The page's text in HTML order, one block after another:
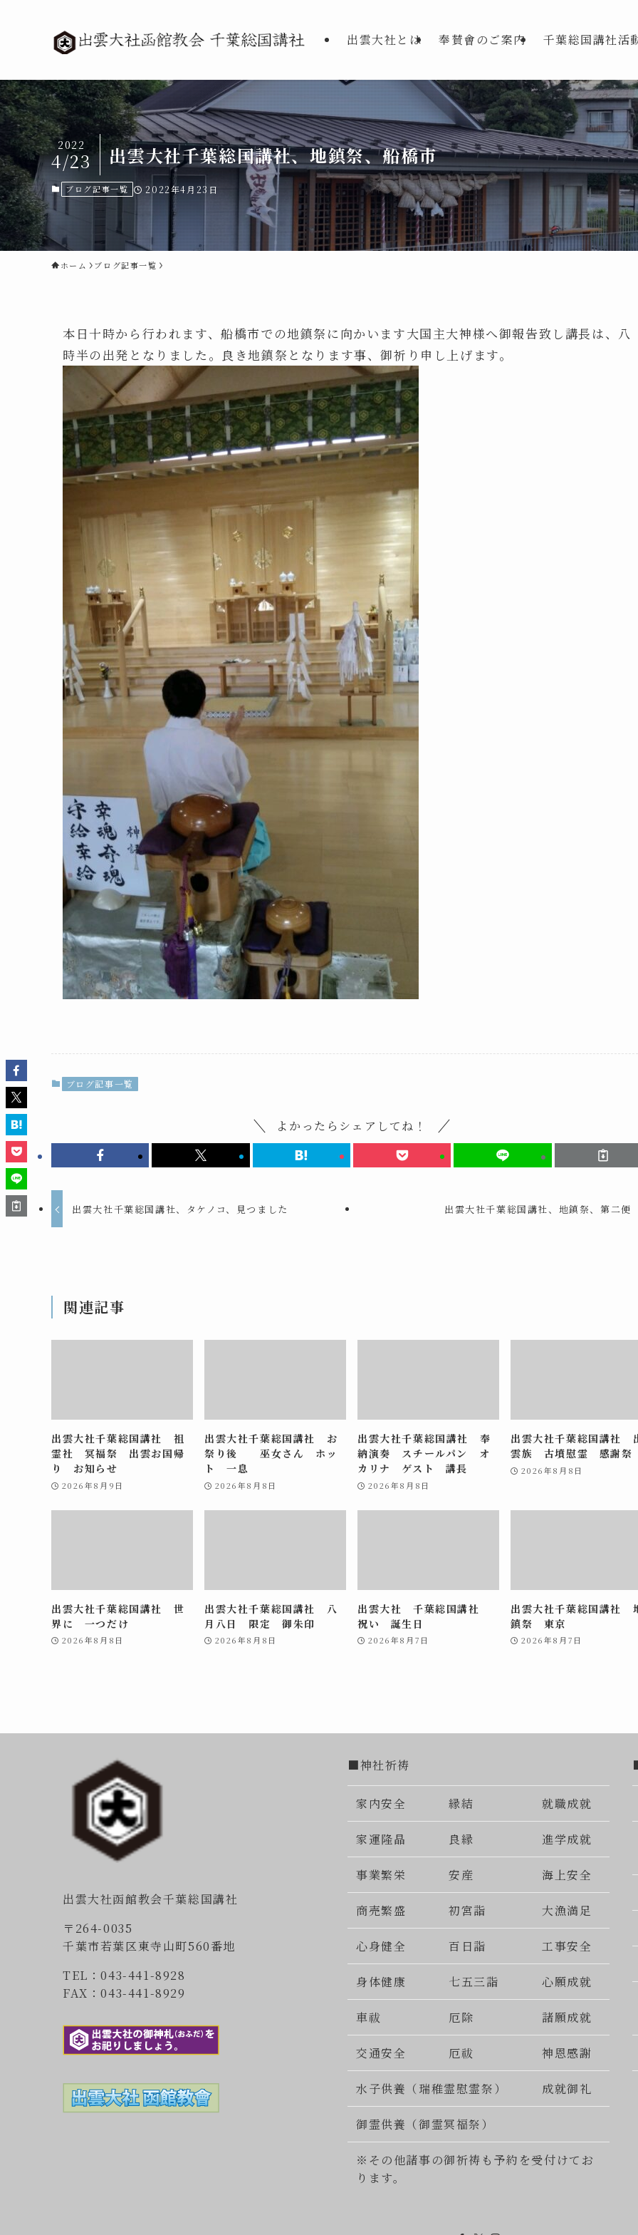
出雲大社とは 奉賛會のご案内 千葉総国講社活
出雲大社千葉総国講社、地鎮祭、船橋市
2022
4/23
ブログ記事一覧 2022年4月23日
ホーム ブログ記事一覧
本日十時から行われます、船橋市での地鎮祭に向かいます大国主大神様へ御報告致し講長は、八
時半の出発となりました。良き地鎮祭となります事、御祈り申し上げます。
ブログ記事一覧
よかったらシェアしてね！
出雲大社千葉総国講社、タケノコ、見つました 出雲大社千葉総国講社、地鎮祭、第二便
関連記事
出雲大社千葉総国講社 祖
霊社 冥福祭 出雲お国帰
り お知らせ
2026年8月9日
出雲大社千葉総国講社 お
祭り後 巫女さん ホッ
ト 一息
2026年8月8日
出雲大社千葉総国講社 奉
納演奏 スチールパン オ
カリナ ゲスト 講長
2026年8月8日
出雲大社千葉総国講社
雲族 古墳慰霊 感謝祭
2026年8月8日
出雲大社千葉総国講社 世
界に 一つだけ
2026年8月8日
出雲大社千葉総国講社 八
月八日 限定 御朱印
2026年8月8日
出雲大社 千葉総国講社
祝い 誕生日
2026年8月7日
出雲大社千葉総国講社
鎮祭 東京
2026年8月7日
出雲大社函館教会千葉総国講社
〒264-0035
千葉市若葉区東寺山町560番地
TEL：043-441-8928
FAX：043-441-8929
■神社祈祷
家内安全 縁結 就職成就
家運隆晶 良縁 進学成就
事業繁栄 安産 海上安全
商売繁盛 初宮詣 大漁満足
心身健全 百日詣 工事安全
身体健康 七五三詣 心願成就
車祓 厄除 諸願成就
交通安全 厄祓 神恩感謝
水子供養（瑞稚霊慰霊祭） 成就御礼
御霊供養（御霊冥福祭）
※その他諸事の御祈祷も予約を受付けてお
ります。